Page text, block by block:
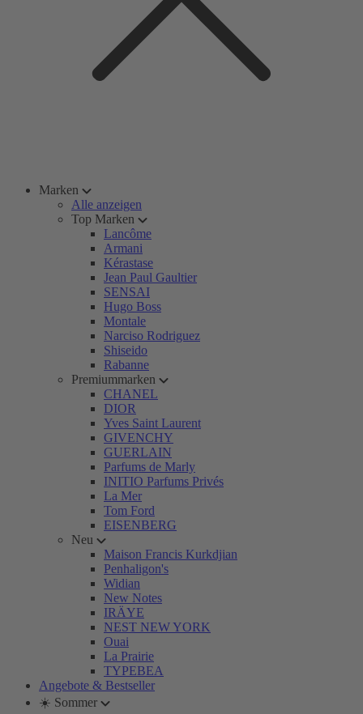
Marken
Alle anzeigen
Top Marken
Lancôme
Armani
Kérastase
Jean Paul Gaultier
SENSAI
Hugo Boss
Montale
Narciso Rodriguez
Shiseido
Rabanne
Premiummarken
CHANEL
DIOR
Yves Saint Laurent
GIVENCHY
GUERLAIN
Parfums de Marly
INITIO Parfums Privés
La Mer
Tom Ford
EISENBERG
Neu
Maison Francis Kurkdjian
Penhaligon's
Widian
New Notes
IRÄYE
NEST NEW YORK
Ouai
La Prairie
TYPEBEA
Angebote & Bestseller
☀️ Sommer